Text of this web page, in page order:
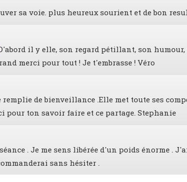
sa voie. plus heureux sourient et de bon
il y elle, son regard pétillant, son
merci pour tout ! Je t'embrasse ! Véro
de bienveillance .Elle met toute ses
ton savoir faire et ce partage. Stephanie
. Je me sens libérée d'un poids énorme .
sans hésiter .